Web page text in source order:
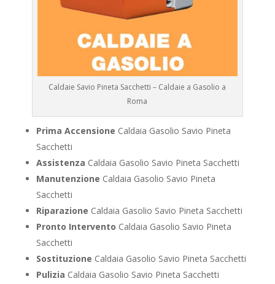
Caldaie Savio Pineta Sacchetti – Caldaie a Gasolio a
Roma
Prima Accensione Caldaia Gasolio Savio Pineta
Sacchetti
Assistenza Caldaia Gasolio Savio Pineta Sacchetti
Manutenzione Caldaia Gasolio Savio Pineta
Sacchetti
Riparazione Caldaia Gasolio Savio Pineta Sacchetti
Pronto Intervento Caldaia Gasolio Savio Pineta
Sacchetti
Sostituzione Caldaia Gasolio Savio Pineta Sacchetti
Pulizia Caldaia Gasolio Savio Pineta Sacchetti